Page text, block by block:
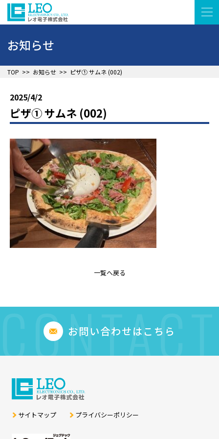
▲
お知らせ
TOP >> お知らせ >> ピザ① サムネ (002)
2025/4/2
ピザ① サムネ (002)
一覧へ戻る
お問い合わせはこちら
CONTACT
サイトマップ プライバシーポリシー